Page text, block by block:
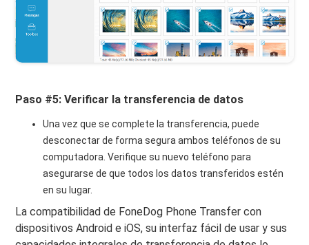
Paso #5: Verificar la transferencia de datos
Una vez que se complete la transferencia, puede
desconectar de forma segura ambos teléfonos de su
computadora. Verifique su nuevo teléfono para
asegurarse de que todos los datos transferidos estén
en su lugar.
La compatibilidad de FoneDog Phone Transfer con
dispositivos Android e iOS, su interfaz fácil de usar y sus